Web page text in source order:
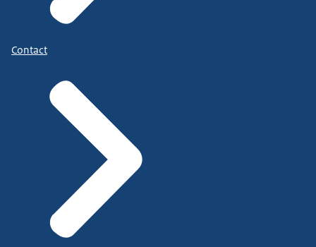
Contact